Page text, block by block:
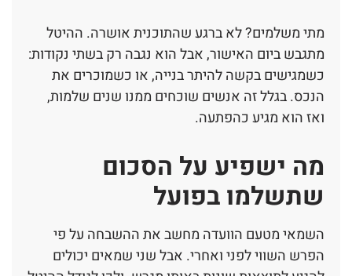
מתי משלמים? לא ברגע שהתוכנית אושרה. ההיטל
מתגבש ביום האישור, אבל הוא נגבה רק בשתי נקודות:
כשמגישים בקשה להיתר בנייה, או כשמוכרים את
הנכס. בגלל זה אנשים שוכחים ממנו שנים שלמות,
ואז הוא מגיע כהפתעה.
מה ישפיע על הסכום
שתשלמו בפועל
השמאי מטעם הוועדה מחשב את ההשבחה על פי
הפרש השווי לפני ואחרי. אבל שני שמאים יכולים